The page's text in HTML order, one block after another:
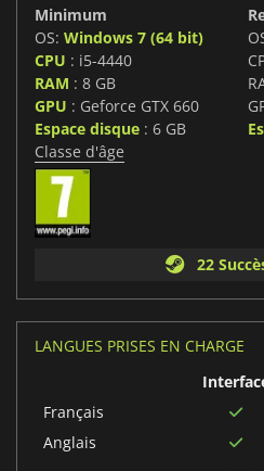
Minimum
OS: Windows 7 (64 bit)
CPU : i5-4440
RAM : 8 GB
GPU : Geforce GTX 660
Espace disque : 6 GB
Classe d'âge
22
LANGUES PRISES EN CHARGE
Français
Anglais